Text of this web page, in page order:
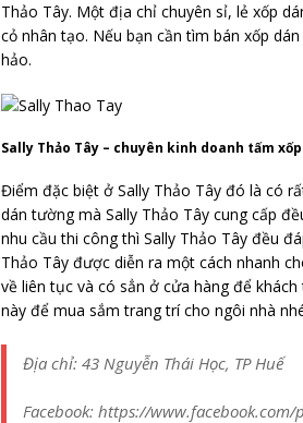
Thảo Tây. Một địa chỉ chuyên sỉ, lẻ xốp
cỏ nhân tạo. Nếu bạn cần tìm bán xốp
hảo.
Sally Thảo Tây – chuyên kinh doanh tấm
Điểm đặc biệt ở Sally Thảo Tây đó là có
dán tường mà Sally Thảo Tây cung cấp
nhu cầu thi công thì Sally Thảo Tây đều
Thảo Tây được diễn ra một cách nhanh
về liên tục và có sẳn ở cửa hàng để
này để mua sắm trang trí cho ngôi nhà
Địa chỉ: 43 Nguyễn Thái Học, TP Huế
Facebook: https://